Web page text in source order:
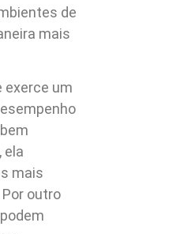
de
mais
exerce um
ela
mais
outro